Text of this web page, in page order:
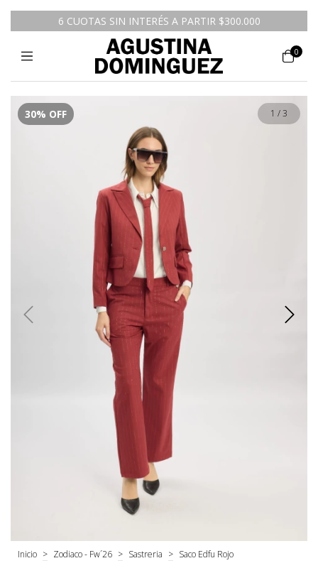
6 CUOTAS SIN INTERÉS A PARTIR $300.000
0
30% OFF 1 /3
Inicio > Zodiaco - Fw´26 > Sastreria > Saco Edfu Rojo